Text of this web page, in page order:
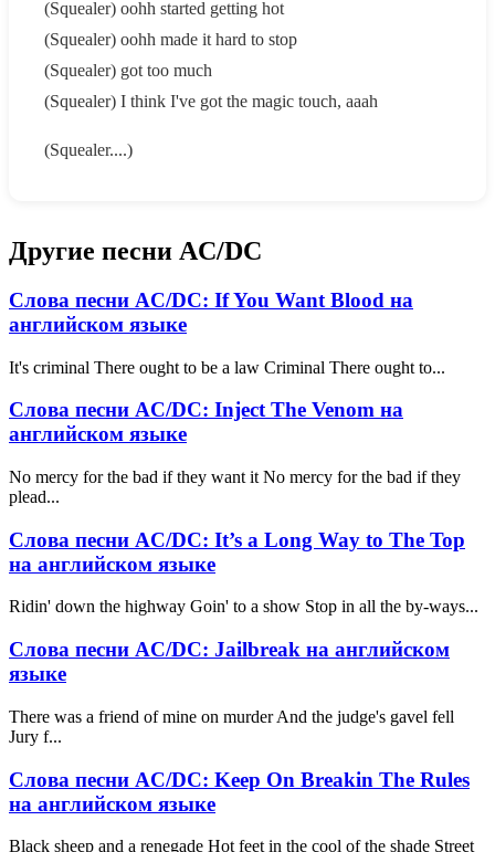
(Squealer) oohh started getting hot
(Squealer) oohh made it hard to stop
(Squealer) got too much
(Squealer) I think I've got the magic touch, aaah
(Squealer....)
Другие песни AC/DC
Слова песни AC/DC: If You Want Blood на
английском языке
It's criminal There ought to be a law Criminal There ought to...
Слова песни AC/DC: Inject The Venom на
английском языке
No mercy for the bad if they want it No mercy for the bad if they
plead...
Слова песни AC/DC: It’s a Long Way to The Top
на английском языке
Ridin' down the highway Goin' to a show Stop in all the by-ways...
Слова песни AC/DC: Jailbreak на английском
языке
There was a friend of mine on murder And the judge's gavel fell
Jury f...
Слова песни AC/DC: Keep On Breakin The Rules
на английском языке
Black sheep and a renegade Hot feet in the cool of the shade Street